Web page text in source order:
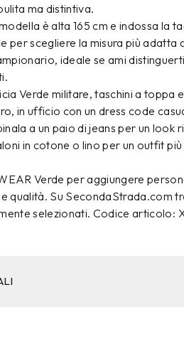
ma distintiva.
è alta 165 cm e indossa la
per scegliere la misura più adatta
ideale se ami
Verde militare, taschini a toppa
in ufficio con un dress code
a un paio di jeans per un look
in cotone o lino per un outfit
Verde per aggiungere
qualità. Su SecondaStrada.com
selezionati. Codice articolo: